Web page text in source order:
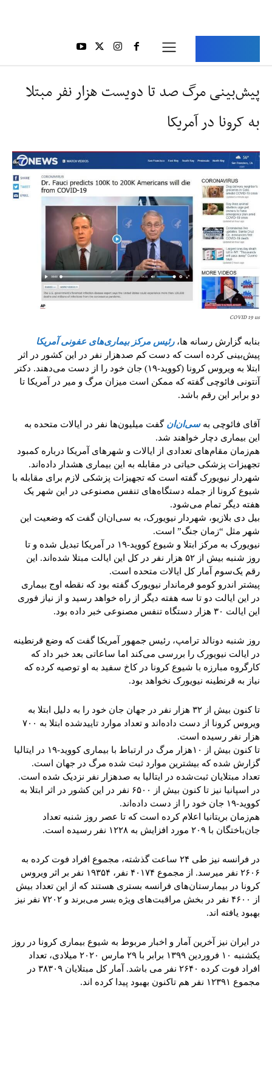
پیش‌بینی مرگ صد تا دویست هزار نفر مبتلا
به کرونا در آمریکا
COVID 19 us
بنابه گزارش رسانه ها،رئیس مرکز بیماری‌های عفونی آمریکا
پیش‌بینی کرده است که دست کم صدهزار نفر در این کشور در اثر
ابتلا به ویروس کرونا (کووید-۱۹) جان خود را از دست می‌دهند. دکتر
آنتونی فائوچی گفته که ممکن است میزان مرگ و میر در آمریکا تا
دو برابر این رقم باشد.
آقای فائوچی بهسی‌ان‌ان گفت میلیون‌ها نفر در ایالات متحده به
این بیماری دچار خواهند شد.
هم‌زمان مقام‌های تعدادی از ایالات و شهرهای آمریکا درباره کمبود
تجهیزات پزشکی حیاتی در مقابله به این بیماری هشدار داده‌اند.
شهردار نیویورک گفته است که تجهیزات پزشکی لازم برای مقابله با
شیوع کرونا از جمله دستگاه‌های تنفس مصنوعی در این شهر یک
هفته دیگر تمام می‌شود.
بیل دی بلازیو، شهردار نیویورک، به سی‌ان‌ان گفت که وضعیت این
شهر مثل “زمان جنگ” است.
نیویورک به مرکز ابتلا و شیوع کووید-۱۹ در آمریکا تبدیل شده و تا
روز شنبه بیش از ۵۲ هزار نفر در کل این ایالت مبتلا شده‌اند. این
رقم یک‌سوم آمار کل ایالات متحده است.
پیشتر اندرو کومو فرماندار نیویورک گفته بود که نقطه اوج بیماری
در این ایالت دو تا سه هفته دیگر از راه خواهد رسید و از نیاز فوری
این ایالت ۳۰ هزار دستگاه تنفس مصنوعی خبر داده بود.
روز شنبه دونالد ترامپ، رئیس جمهور آمریکا گفت که وضع قرنطینه
در ایالت نیویورک را بررسی می‌کند اما ساعاتی بعد خبر داد که
کارگروه مبارزه با شیوع کرونا در کاخ سفید به او توصیه کرده که
نیاز به قرنطینه نیویورک نخواهد بود.
تا کنون بیش از ۳۲ هزار نفر در جهان جان خود را به دلیل ابتلا به
ویروس کرونا از دست داده‌اند و تعداد موارد تاییدشده ابتلا به ۷۰۰
هزار نفر رسیده است.
تا کنون بیش از ۱۰هزار مرگ در ارتباط با بیماری کووید-۱۹ در ایتالیا
گزارش شده که بیشترین موارد ثبت شده مرگ در جهان است.
تعداد مبتلایان ثبت‌شده در ایتالیا به صدهزار نفر نزدیک شده است.
در اسپانیا نیز تا کنون بیش از ۶۵۰۰ نفر در این کشور در اثر ابتلا به
کووید-۱۹ جان خود را از دست داده‌اند.
هم‌زمان بریتانیا اعلام کرده است که تا عصر روز شنبه تعداد
جان‌باختگان با ۲۰۹ مورد افزایش به ۱۲۲۸ نفر رسیده است.
در فرانسه نیز طی ۲۴ ساعت گذشته، مجموع افراد فوت کرده به
۲۶۰۶ نفر میرسد. از مجموع ۴۰۱۷۴ نفر، ۱۹۳۵۴ نفر بر اثر ویروس
کرونا در بیمارستان‌های فرانسه بستری هستند که از این تعداد بیش
از ۴۶۰۰ نفر در بخش مراقبت‌های ویژه بسر می‌برند و ۷۲۰۲ نفر نیز
بهبود یافته اند.
در ایران نیز آخرین آمار و اخبار مربوط به شیوع بیماری کرونا در روز
یکشنبه ۱۰ فروردین ۱۳۹۹ برابر با ۲۹ مارس ۲۰۲۰ میلادی، تعداد
افراد فوت کرده ۲۶۴۰ نفر می باشد. آمار کل مبتلایان ۳۸۳۰۹ در
مجموع ۱۲۳۹۱ نفر هم تاکنون بهبود پیدا کرده اند.